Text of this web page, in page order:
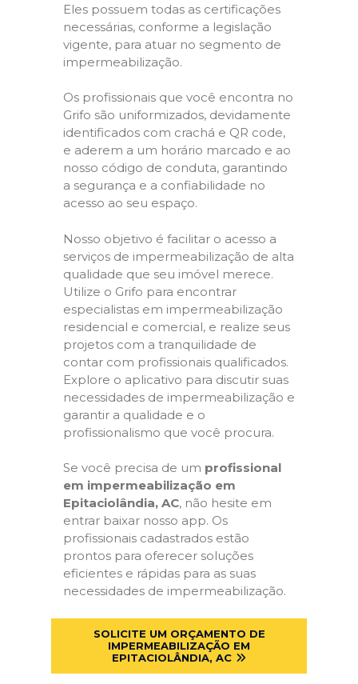
Eles possuem todas as certificações
necessárias, conforme a legislação
vigente, para atuar no segmento de
impermeabilização.
Os profissionais que você encontra no
Grifo são uniformizados, devidamente
identificados com crachá e QR code,
e aderem a um horário marcado e ao
nosso código de conduta, garantindo
a segurança e a confiabilidade no
acesso ao seu espaço.
Nosso objetivo é facilitar o acesso a
serviços de impermeabilização de alta
qualidade que seu imóvel merece.
Utilize o Grifo para encontrar
especialistas em impermeabilização
residencial e comercial, e realize seus
projetos com a tranquilidade de
contar com profissionais qualificados.
Explore o aplicativo para discutir suas
necessidades de impermeabilização e
garantir a qualidade e o
profissionalismo que você procura.
Se você precisa de um profissional
em impermeabilização em
Epitaciolândia, AC, não hesite em
entrar baixar nosso app. Os
profissionais cadastrados estão
prontos para oferecer soluções
eficientes e rápidas para as suas
necessidades de impermeabilização.
SOLICITE UM ORÇAMENTO DE
IMPERMEABILIZAÇÃO EM
EPITACIOLÂNDIA, AC